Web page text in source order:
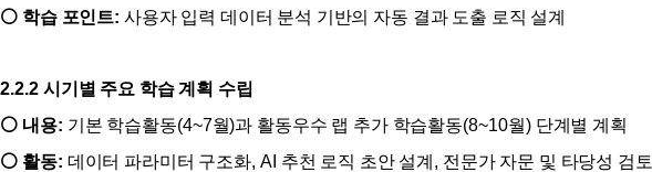
⚪ 학습 포인트:사용자 입력 데이터 분석 기반의 자동 결과 도출 로직 설계
2.2.2 시기별 주요 학습 계획 수립
⚪ 내용: 기본 학습활동(4~7월)과 활동우수 랩 추가 학습활동(8~10월) 단계별 계획
⚪ 활동: 데이터 파라미터 구조화, AI 추천 로직 초안 설계 , 전문가 자문 및 타당성 검토